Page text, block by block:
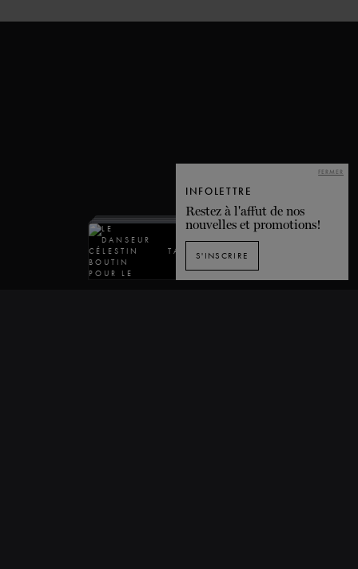
TABLE DES MATIÈRES
INFOLETTRE
Restez à l'affut de nos
nouvelles et promotions!
S'INSCRIRE
FERMER